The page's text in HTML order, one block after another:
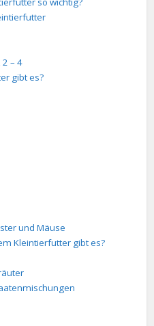
– 4
gibt es?
und Mäuse
Kleintierfutter gibt es?